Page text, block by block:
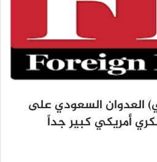
العدوان السعودي على
أمريكي كبير جداً